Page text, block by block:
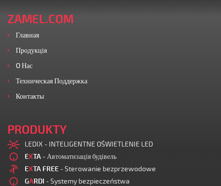
ZAMEL.COM
Главная
Продукція
O Нас
Техническая Поддержка
Контакты
PRODUKTY
LEDIX - INTELIGENTNE OŚWIETLENIE LED
EXTA - Автоматизація будівель
EXTA FREE - Sterowanie bezprzewodowe
GARDI - Systemy bezpieczeństwa